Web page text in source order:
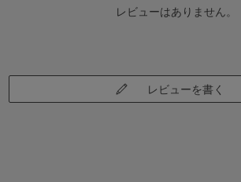
レビューはありません。
レビューを書く